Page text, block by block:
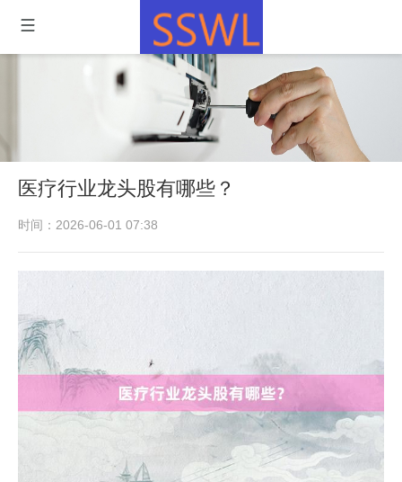
医疗行业龙头股有哪些？
时间：2026-06-01 07:38